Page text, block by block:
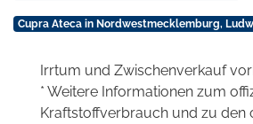
Cupra Ateca in Nordwestmecklemburg,
Irrtum und Zwischenverkauf
* Weitere Informationen zum
Kraftstoffverbrauch und zu den